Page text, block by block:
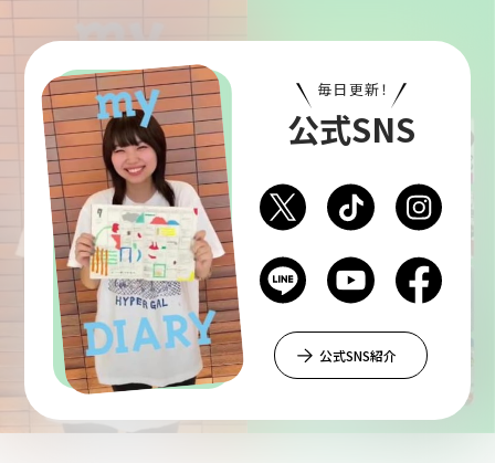
毎日更新！
公式SNS
公式SNS紹介